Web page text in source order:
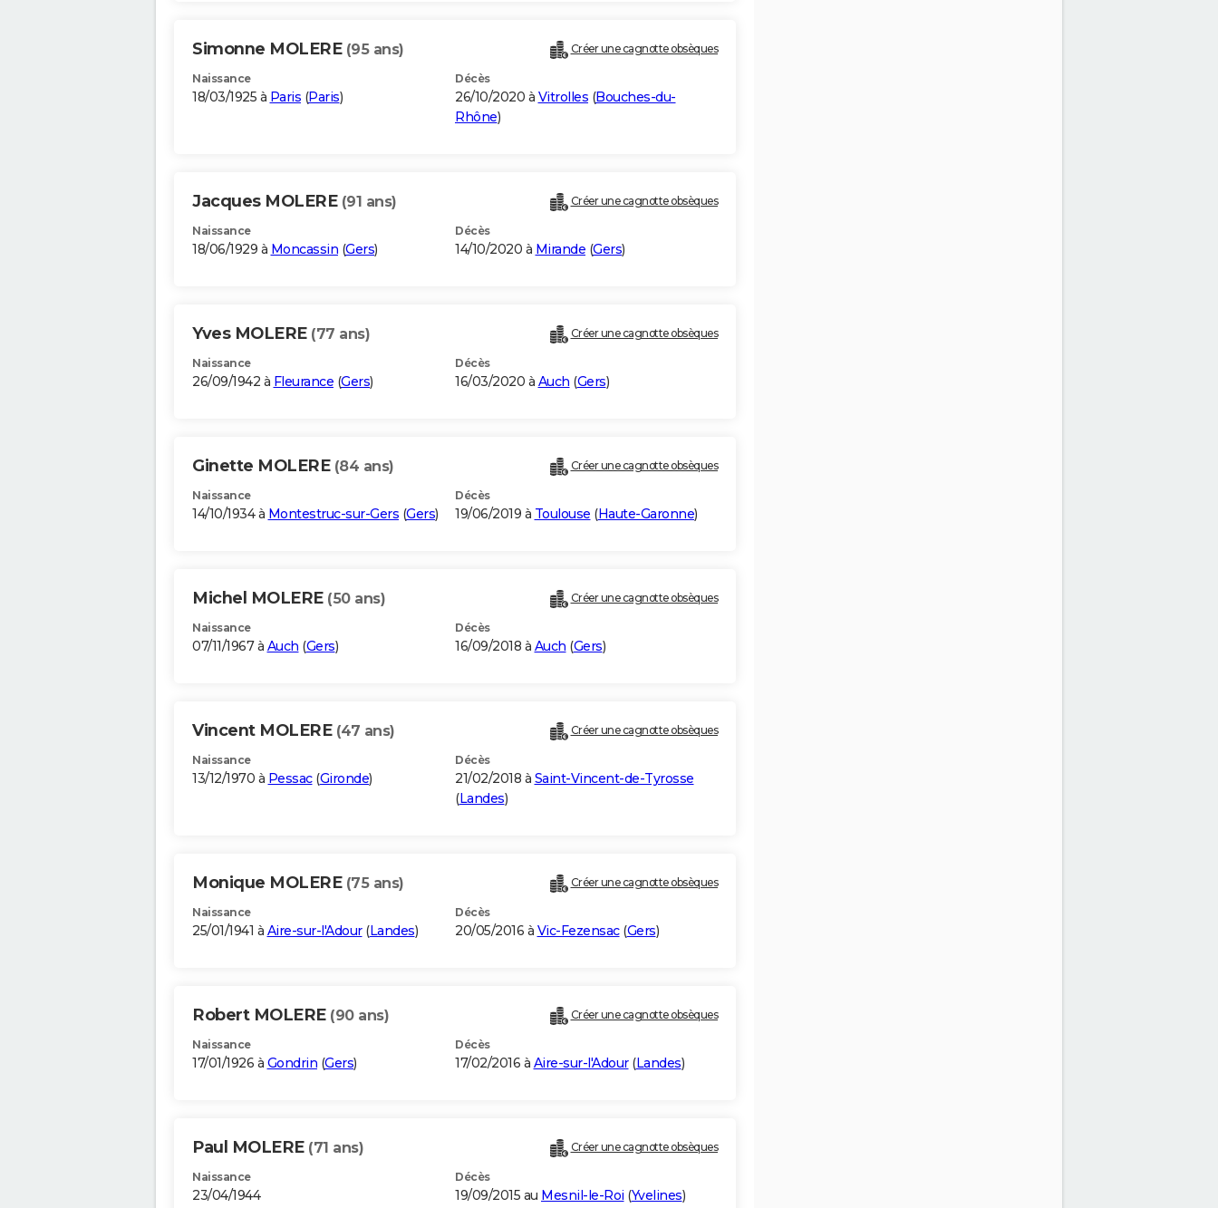
Simonne MOLERE (95 ans) Créer une cagnotte obsèques
Naissance
18/03/1925 à Paris (Paris)
Décès
26/10/2020 à Vitrolles (Bouches-du-
Rhône)
Jacques MOLERE (91 ans) Créer une cagnotte obsèques
Naissance
18/06/1929 à Moncassin (Gers)
Décès
14/10/2020 à Mirande (Gers)
Yves MOLERE (77 ans) Créer une cagnotte obsèques
Naissance
26/09/1942 à Fleurance (Gers)
Décès
16/03/2020 à Auch (Gers)
Ginette MOLERE (84 ans) Créer une cagnotte obsèques
Naissance
14/10/1934 à Montestruc-sur-Gers (Gers)
Décès
19/06/2019 à Toulouse (Haute-Garonne)
Michel MOLERE (50 ans) Créer une cagnotte obsèques
Naissance
07/11/1967 à Auch (Gers)
Décès
16/09/2018 à Auch (Gers)
Vincent MOLERE (47 ans) Créer une cagnotte obsèques
Naissance
13/12/1970 à Pessac(Gironde)
Décès
21/02/2018 à Saint-Vincent-de-Tyrosse
(Landes)
Monique MOLERE (75 ans) Créer une cagnotte obsèques
Naissance
25/01/1941 à Aire-sur-l'Adour(Landes)
Décès
20/05/2016 à Vic-Fezensac(Gers)
Robert MOLERE (90 ans) Créer une cagnotte obsèques
Naissance
17/01/1926 à Gondrin (Gers)
Décès
17/02/2016 à Aire-sur-l'Adour(Landes)
Paul MOLERE (71 ans) Créer une cagnotte obsèques
Naissance
23/04/1944
Décès
19/09/2015 au Mesnil-le-Roi (Yvelines)